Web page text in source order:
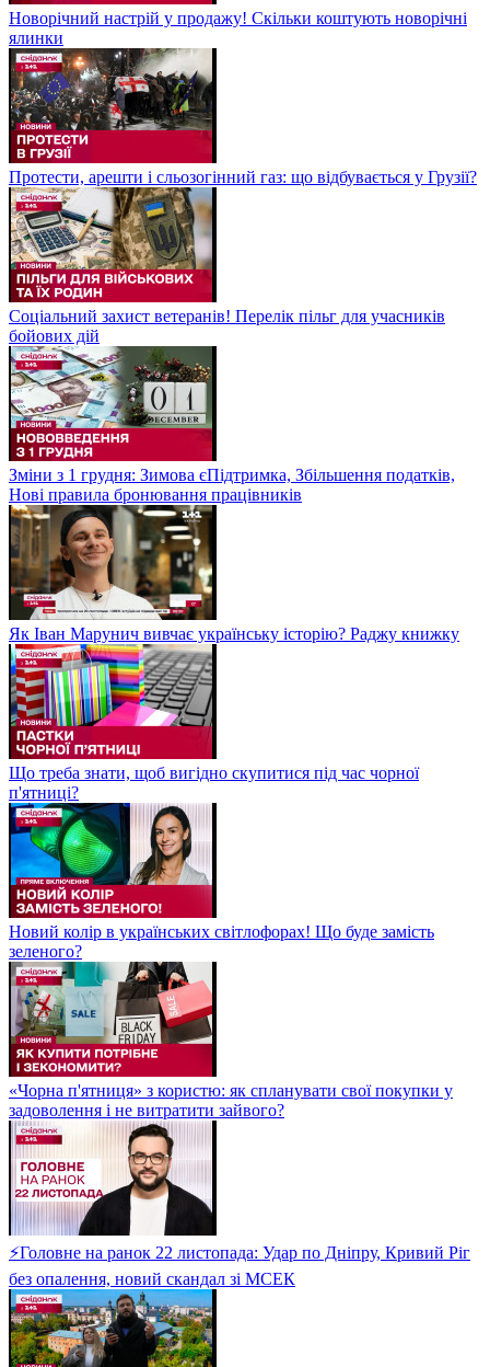
Новорічний настрій у продажу! Скільки коштують новорічні
ялинки
Протести, арешти і сльозогінний газ: що відбувається у Грузії?
Соціальний захист ветеранів! Перелік пільг для учасників
бойових дій
Зміни з 1 грудня: Зимова єПідтримка, Збільшення податків,
Нові правила бронювання працівників
Як Іван Марунич вивчає українську історію? Раджу книжку
Що треба знати, щоб вигідно скупитися під час чорної
п'ятниці?
Новий колір в українських світлофорах! Що буде замість
зеленого?
«Чорна п'ятниця» з користю: як спланувати свої покупки у
задоволення і не витратити зайвого?
⚡Головне на ранок 22 листопада: Удар по Дніпру, Кривий Ріг
без опалення, новий скандал зі МСЕК